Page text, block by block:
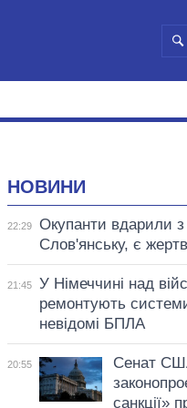
НОВИНИ
22:29
Окупанти вдарили
Слов'янську, є
21:45
У Німеччині над
ремонтують
невідомі БПЛА
20:55
Сенат
санкції»